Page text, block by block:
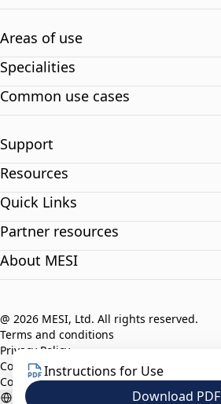
Instructions for Use
Download PDF
Areas of use
Specialities
Common use cases
Support
Resources
Quick Links
Partner resources
About MESI
@ 2026 MESI, Ltd. All rights reserved.
Terms and conditions
Privacy Policy
Compliance policy
Code of Ethics
English